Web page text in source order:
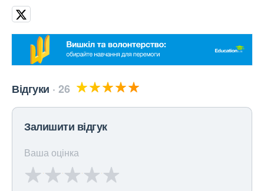
Відгуки 26
Залишити відгук
Ваша оцінка